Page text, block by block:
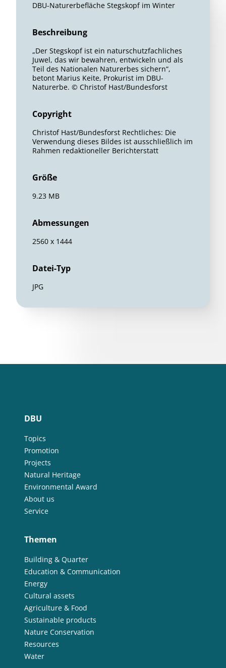
DBU-Naturerbefläche Stegskopf im Winter
Beschreibung
„Der Stegskopf ist ein naturschutzfachliches
Juwel, das wir bewahren, entwickeln und als
Teil des Nationalen Naturerbes sichern“,
betont Marius Keite, Prokurist im DBU-
Naturerbe. © Christof Hast/Bundesforst
Copyright
Christof Hast/Bundesforst Rechtliches: Die
Verwendung dieses Bildes ist ausschließlich im
Rahmen redaktioneller Berichterstatt
Größe
9.23 MB
Abmessungen
2560 x 1444
Datei-Typ
JPG
DBU
Topics
Promotion
Projects
Natural Heritage
Environmental Award
About us
Service
Themen
Building & Quarter
Education & Communication
Energy
Cultural assets
Agriculture & Food
Sustainable products
Nature Conservation
Resources
Water